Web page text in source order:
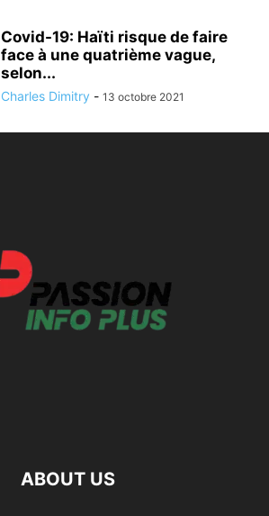
Covid-19: Haïti risque de faire
face à une quatrième vague,
selon...
Charles Dimitry - 13 octobre 2021
ABOUT US